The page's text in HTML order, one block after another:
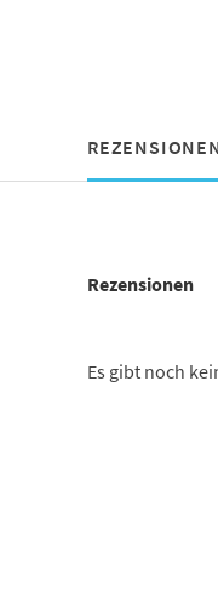
Rezensionen
Es gibt noch